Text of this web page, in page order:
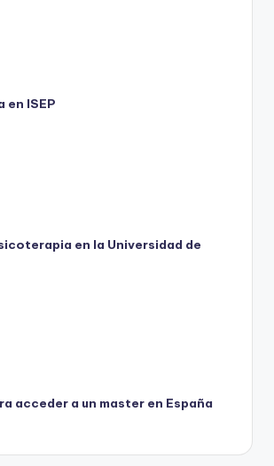
en ISEP
en la Universidad de
acceder a un master en España